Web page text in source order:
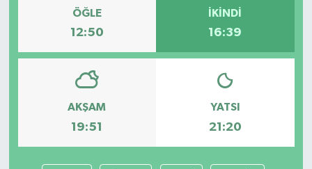
ÖĞLE
12:50
İKINDI
16:39
AKŞAM
19:51
YATSI
21:20